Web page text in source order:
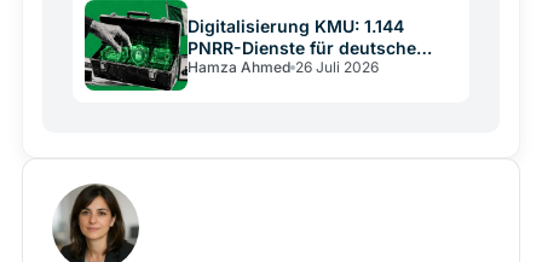
Digitalisierung KMU: 1.144
PNRR-Dienste für deutsche
Mittelständler
Hamza Ahmed 26 Juli 2026